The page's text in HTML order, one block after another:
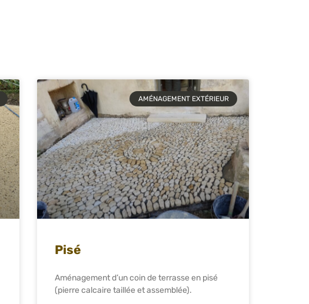
AMÉNAGEMENT EXTÉRIEUR
Pisé
Aménagement d’un coin de terrasse en pisé
(pierre calcaire taillée et assemblée).